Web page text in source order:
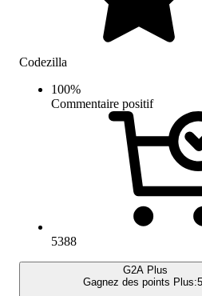
Codezilla
100%
Commentaire positif
5388
G2A Plus
Gagnez des points Plus: